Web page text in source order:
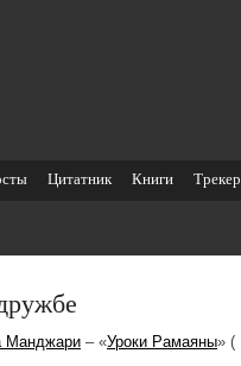
Цитатник Книги Трекер
Манджари – «Уроки Рамаяны» (